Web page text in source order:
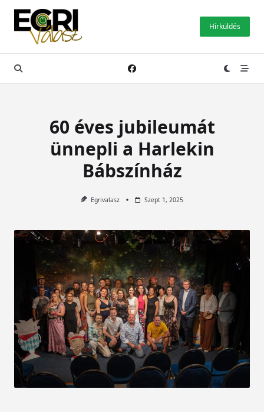
Skip
content
Hírküldés
60 éves jubileumát
ünnepli a Harlekin
Bábszínház
Egrivalasz Szept 1, 2025